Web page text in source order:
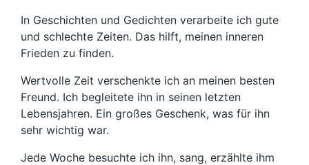
In Geschichten und Gedichten verarbeite ich gute
und schlechte Zeiten. Das hilft, meinen inneren
Frieden zu finden.
Wertvolle Zeit verschenkte ich an meinen besten
Freund. Ich begleitete ihn in seinen letzten
Lebensjahren. Ein großes Geschenk, was für ihn
sehr wichtig war.
Jede Woche besuchte ich ihn, sang, erzählte ihm